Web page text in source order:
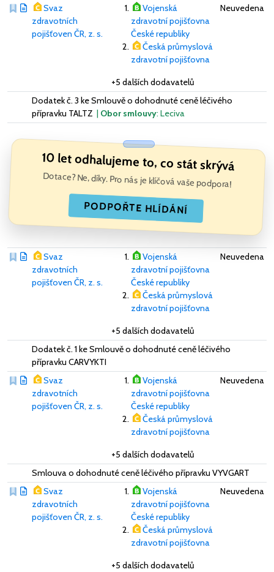
Svaz
zdravotních
pojišťoven ČR, z. s.
Vojenská
zdravotní pojišťovna
České republiky
Česká průmyslová
zdravotní pojišťovna
+5 dalších dodavatelů
Neuvedena
Dodatek č. 3 ke Smlouvě o dohodnuté ceně léčivého
přípravku TALTZ | Obor smlouvy: Leciva
10 let odhalujeme to, co stát skrývá
Dotace? Ne, díky. Pro nás je klíčová vaše podpora!
PODPOŘTE HLÍDÁNÍ
Svaz
zdravotních
pojišťoven ČR, z. s.
Vojenská
zdravotní pojišťovna
České republiky
Česká průmyslová
zdravotní pojišťovna
+5 dalších dodavatelů
Neuvedena
Dodatek č. 1 ke Smlouvě o dohodnuté ceně léčivého
přípravku CARVYKTI
Svaz
zdravotních
pojišťoven ČR, z. s.
Vojenská
zdravotní pojišťovna
České republiky
Česká průmyslová
zdravotní pojišťovna
+5 dalších dodavatelů
Neuvedena
Smlouva o dohodnuté ceně léčivého přípravku VYVGART
Svaz
zdravotních
pojišťoven ČR, z. s.
Vojenská
zdravotní pojišťovna
České republiky
Česká průmyslová
zdravotní pojišťovna
+5 dalších dodavatelů
Neuvedena